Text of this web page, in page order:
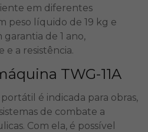
em diferentes
peso líquido de 19 kg e
de 1 ano,
a resistência.
TWG-11A
é indicada para obras,
de combate a
Com ela, é possível